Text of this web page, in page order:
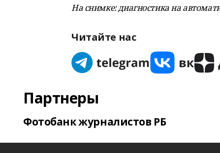
На снимке: диагностика на
Читайте нас
Партнеры
Фотобанк журналистов РБ